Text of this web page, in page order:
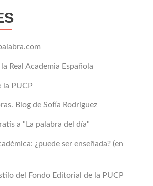
la Real Academia Española
la PUCP
Blog de Sofía Rodriguez
a "La palabra del día"
¿puede ser enseñada? (en
del Fondo Editorial de la PUCP